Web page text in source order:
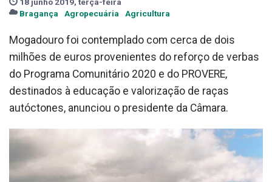
Bragança
Agropecuária Agricultura
Mogadouro foi contemplado com cerca de dois
milhões de euros provenientes do reforço de verbas
do Programa Comunitário 2020 e do PROVERE,
destinados à educação e valorização de raças
autóctones, anunciou o presidente da Câmara.